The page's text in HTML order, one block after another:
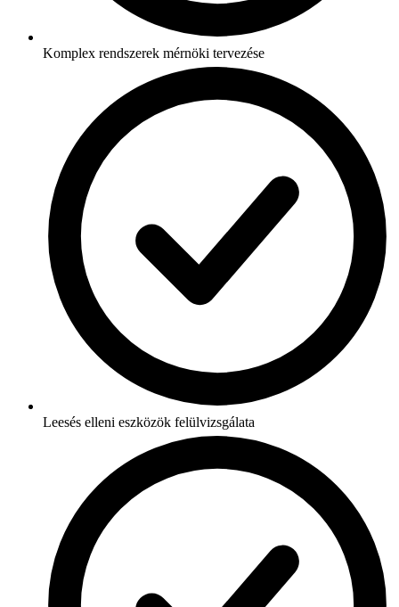
Komplex rendszerek mérnöki tervezése
Leesés elleni eszközök felülvizsgálata